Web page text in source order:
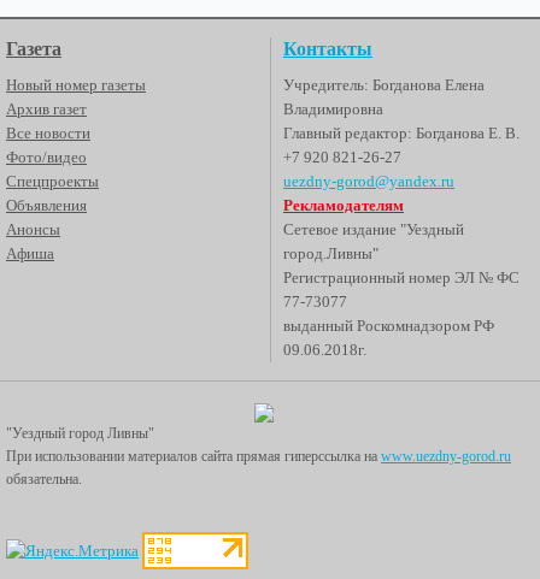
Газета
Новый номер газеты
Архив газет
Все новости
Фото/видео
Спецпроекты
Объявления
Анонсы
Афиша
Контакты
Учредитель: Богданова Елена
Владимировна
Главный редактор: Богданова Е. В.
+7 920 821-26-27
uezdny-gorod@yandex.ru
Рекламодателям
Сетевое издание "Уездный
город.Ливны"
Регистрационный номер ЭЛ № ФС
77-73077
выданный Роскомнадзором РФ
09.06.2018г.
"Уездный город Ливны"
При использовании материалов сайта прямая гиперссылка на www.uezdny-gorod.ru
обязательна.